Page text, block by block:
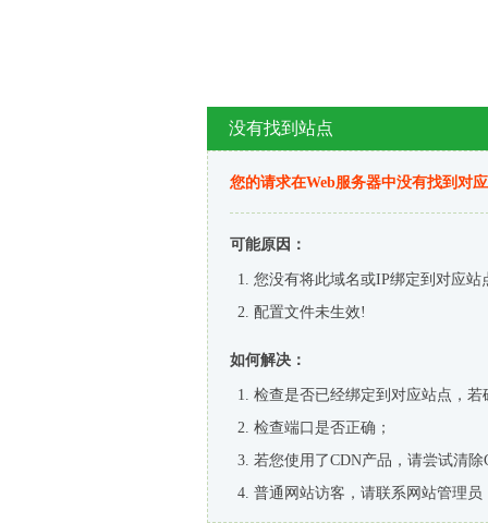
没有找到站点
您的请求在Web服务器中没有找到对
可能原因：
您没有将此域名或IP绑定到对应站
配置文件未生效!
如何解决：
检查是否已经绑定到对应站点，
检查端口是否正确；
若您使用了CDN产品，请尝试清除
普通网站访客，请联系网站管理员